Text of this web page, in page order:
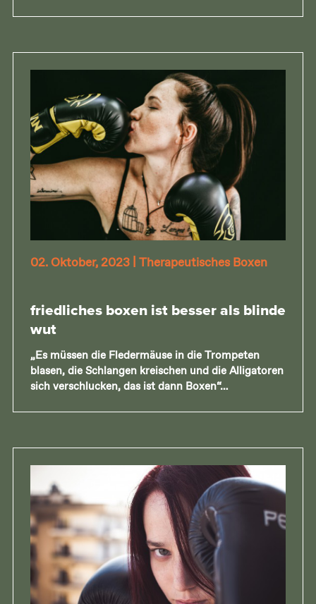
02. Oktober, 2023 | Therapeutisches Boxen
friedliches boxen ist besser als blinde
wut
„Es müssen die Fledermäuse in die Trompeten
blasen, die Schlangen kreischen und die Alligatoren
sich verschlucken, das ist dann Boxen“…